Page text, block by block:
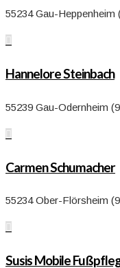
55234 Gau-Heppenheim

Hannelore Steinbach
55239 Gau-Odernheim

Carmen Schumacher
55234 Ober-Flörsheim

Susis Mobile